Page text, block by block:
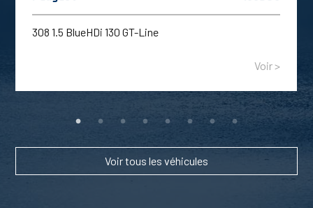
308 1.5 BlueHDi 130 GT-Line
Voir >
Voir tous les véhicules